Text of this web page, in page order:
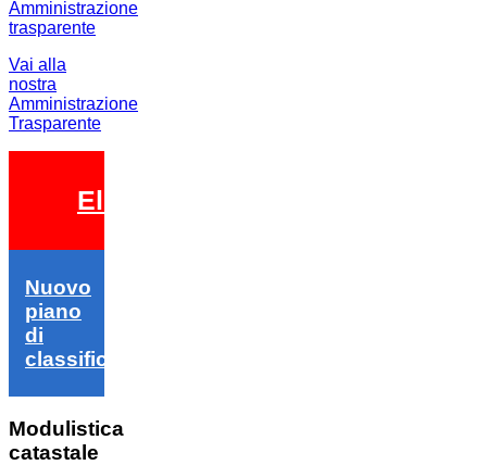
Vai alla
nostra
Amministrazione
Trasparente
Elezioni 2026
Nuovo
piano
di
classifica
Modulistica
catastale